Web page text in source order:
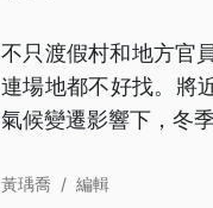
不只渡假村和地方官
連場地都不好找。將
氣候變遷影響下，冬
黃瑀喬 / 編輯